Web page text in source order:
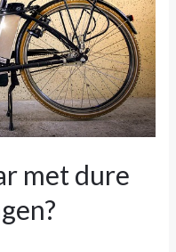
met dure